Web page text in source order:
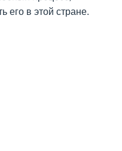
его в этой стране.